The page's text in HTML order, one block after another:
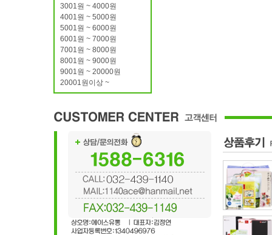
3001원 ~ 4000원
4001원 ~ 5000원
5001원 ~ 6000원
6001원 ~ 7000원
7001원 ~ 8000원
8001원 ~ 9000원
9001원 ~ 20000원
20001원이상 ~